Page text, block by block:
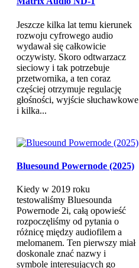
Jeszcze kilka lat temu kierunek
rozwoju cyfrowego audio
wydawał się całkowicie
oczywisty. Skoro odtwarzacz
sieciowy i tak potrzebuje
przetwornika, a ten coraz
częściej otrzymuje regulację
głośności, wyjście słuchawkowe
i kilka...
Bluesound Powernode (2025)
Kiedy w 2019 roku
testowaliśmy Bluesounda
Powernode 2i, całą opowieść
rozpoczęliśmy od pytania o
różnicę między audiofilem a
melomanem. Ten pierwszy miał
doskonale znać nazwy i
symbole interesujących go